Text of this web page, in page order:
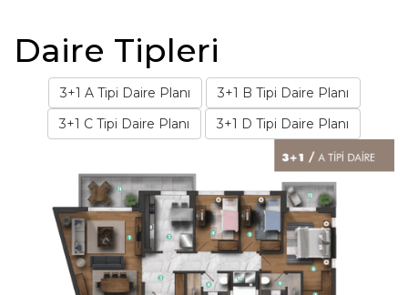
Daire Tipleri
3+1 A Tipi Daire Planı
3+1 B Tipi Daire Planı
3+1 C Tipi Daire Planı
3+1 D Tipi Daire Planı